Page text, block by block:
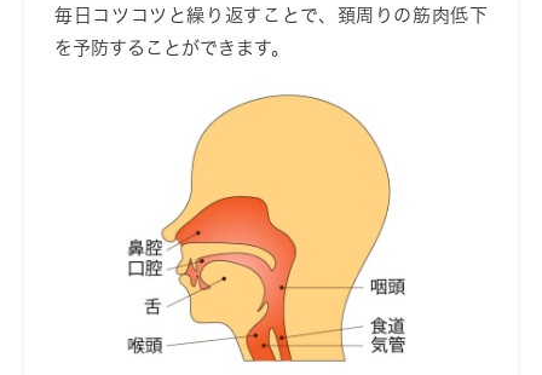
毎日コツコツと繰り返すことで、頚周りの筋肉低下
を予防することができます。